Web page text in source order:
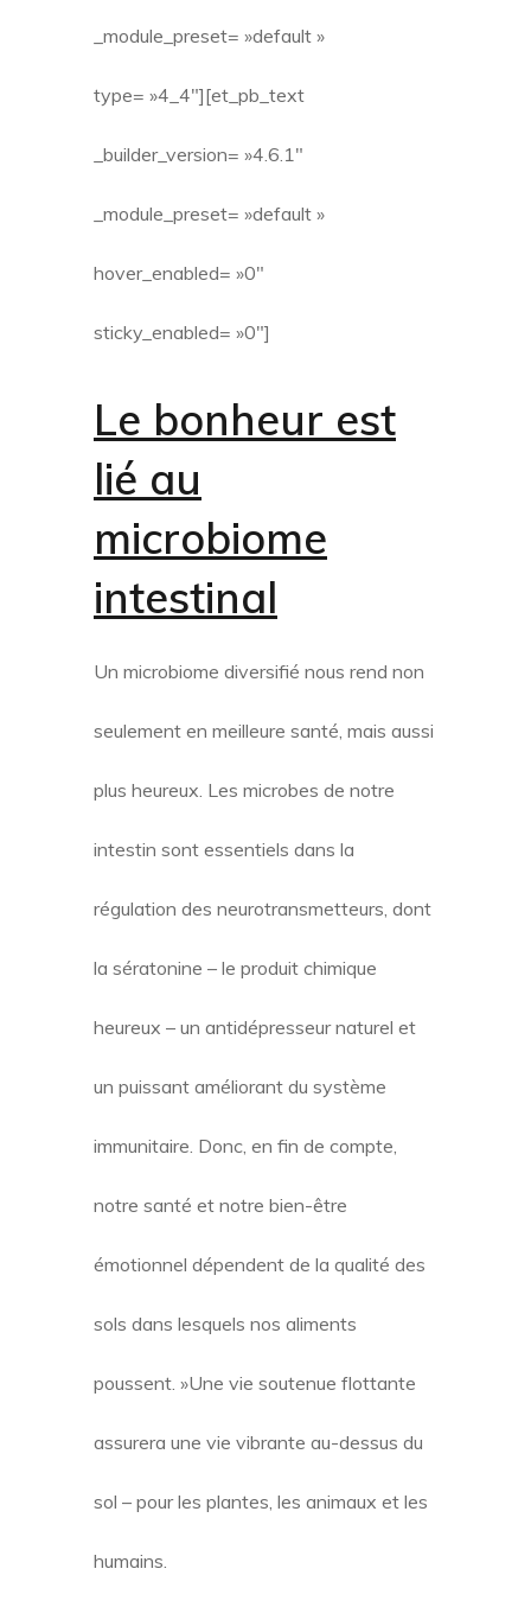
_module_preset= »default »
type= »4_4″][et_pb_text
_builder_version= »4.6.1″
_module_preset= »default »
hover_enabled= »0″
sticky_enabled= »0″]
Le bonheur est
lié au
microbiome
intestinal
Un microbiome diversifié nous rend non
seulement en meilleure santé, mais aussi
plus heureux. Les microbes de notre
intestin sont essentiels dans la
régulation des neurotransmetteurs, dont
la sératonine – le produit chimique
heureux – un antidépresseur naturel et
un puissant améliorant du système
immunitaire. Donc, en fin de compte,
notre santé et notre bien-être
émotionnel dépendent de la qualité des
sols dans lesquels nos aliments
poussent. »Une vie soutenue flottante
assurera une vie vibrante au-dessus du
sol – pour les plantes, les animaux et les
humains.